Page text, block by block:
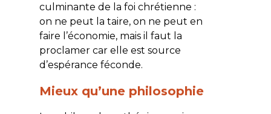
culminante de la foi chrétienne :
on ne peut la taire, on ne peut en
faire l’économie, mais il faut la
proclamer car elle est source
d’espérance féconde.
Mieux qu’une philosophie